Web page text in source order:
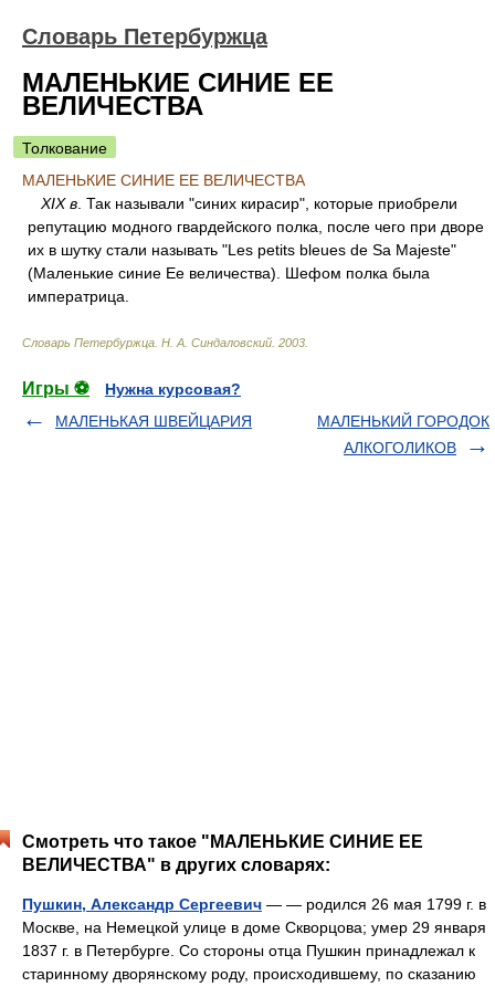
Словарь Петербуржца
МАЛЕНЬКИЕ СИНИЕ ЕЕ
ВЕЛИЧЕСТВА
Толкование
МАЛЕНЬКИЕ СИНИЕ ЕЕ ВЕЛИЧЕСТВА
XIX в . Так называли "синих кирасир", которые приобрели
репутацию модного гвардейского полка, после чего при дворе
их в шутку стали называть "Les petits bleues de Sa Majeste"
(Маленькие синие Ее величества). Шефом полка была
императрица.
Словарь Петербуржца Н. А. Синдаловский 2003
Игры ⚽
Нужна курсовая?
МАЛЕНЬКАЯ ШВЕЙЦАРИЯ
МАЛЕНЬКИЙ ГОРОДОК
АЛКОГОЛИКОВ
Смотреть что такое "МАЛЕНЬКИЕ СИНИЕ ЕЕ
ВЕЛИЧЕСТВА" в других словарях:
Пушкин, Александр Сергеевич — — родился 26 мая 1799 г. в
Москве, на Немецкой улице в доме Скворцова; умер 29 января
1837 г. в Петербурге. Со стороны отца Пушкин принадлежал к
старинному дворянскому роду, происходившему, по сказанию